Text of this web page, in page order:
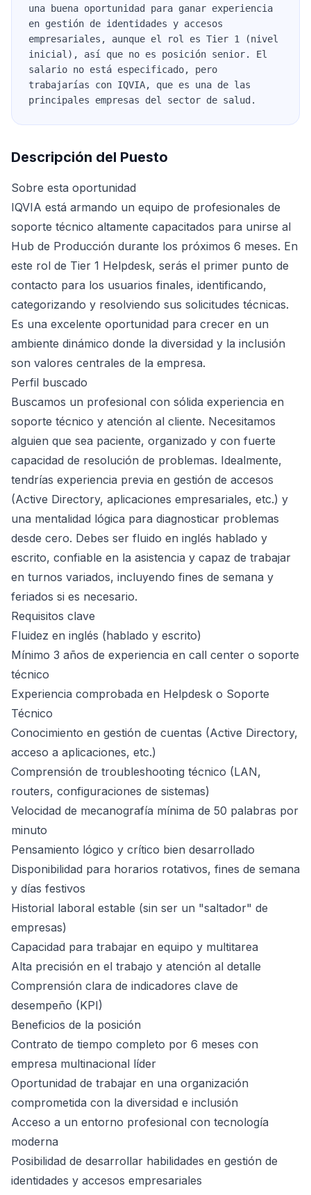
una buena oportunidad para ganar experiencia
en gestión de identidades y accesos
empresariales, aunque el rol es Tier 1 (nivel
inicial), así que no es posición senior. El
salario no está especificado, pero
trabajarías con IQVIA, que es una de las
principales empresas del sector de salud.
Descripción del Puesto
Sobre esta oportunidad
IQVIA está armando un equipo de profesionales de
soporte técnico altamente capacitados para unirse al
Hub de Producción durante los próximos 6 meses. En
este rol de Tier 1 Helpdesk, serás el primer punto de
contacto para los usuarios finales, identificando,
categorizando y resolviendo sus solicitudes técnicas.
Es una excelente oportunidad para crecer en un
ambiente dinámico donde la diversidad y la inclusión
son valores centrales de la empresa.
Perfil buscado
Buscamos un profesional con sólida experiencia en
soporte técnico y atención al cliente. Necesitamos
alguien que sea paciente, organizado y con fuerte
capacidad de resolución de problemas. Idealmente,
tendrías experiencia previa en gestión de accesos
(Active Directory, aplicaciones empresariales, etc.) y
una mentalidad lógica para diagnosticar problemas
desde cero. Debes ser fluido en inglés hablado y
escrito, confiable en la asistencia y capaz de trabajar
en turnos variados, incluyendo fines de semana y
feriados si es necesario.
Requisitos clave
Fluidez en inglés (hablado y escrito)
Mínimo 3 años de experiencia en call center o soporte
técnico
Experiencia comprobada en Helpdesk o Soporte
Técnico
Conocimiento en gestión de cuentas (Active Directory,
acceso a aplicaciones, etc.)
Comprensión de troubleshooting técnico (LAN,
routers, configuraciones de sistemas)
Velocidad de mecanografía mínima de 50 palabras por
minuto
Pensamiento lógico y crítico bien desarrollado
Disponibilidad para horarios rotativos, fines de semana
y días festivos
Historial laboral estable (sin ser un "saltador" de
empresas)
Capacidad para trabajar en equipo y multitarea
Alta precisión en el trabajo y atención al detalle
Comprensión clara de indicadores clave de
desempeño (KPI)
Beneficios de la posición
Contrato de tiempo completo por 6 meses con
empresa multinacional líder
Oportunidad de trabajar en una organización
comprometida con la diversidad e inclusión
Acceso a un entorno profesional con tecnología
moderna
Posibilidad de desarrollar habilidades en gestión de
identidades y accesos empresariales